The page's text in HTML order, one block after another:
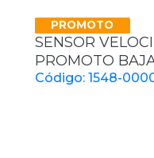
PROMOTO
SENSOR
PROMOTO
Código: 1548-